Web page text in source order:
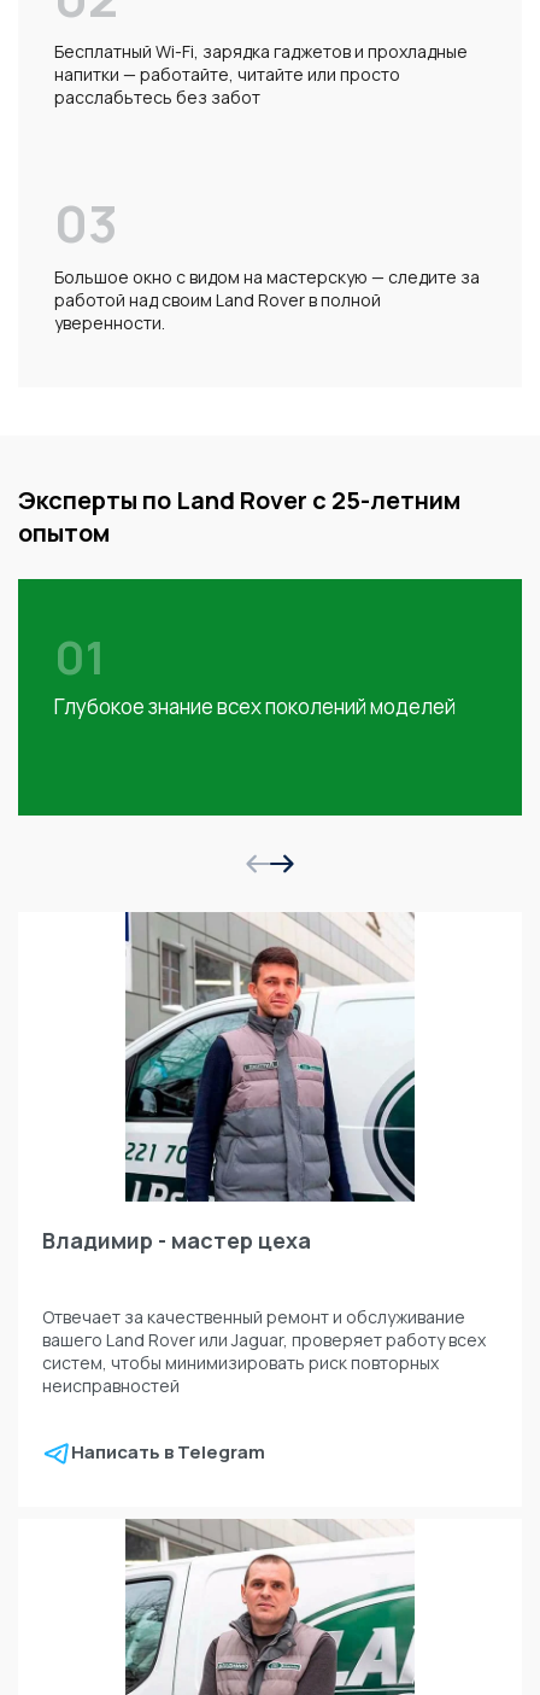
Бесплатный Wi-Fi, зарядка гаджетов и прохладные
напитки — работайте, читайте или просто
расслабьтесь без забот
03
Большое окно с видом на мастерскую — следите за
работой над своим Land Rover в полной
уверенности.
Эксперты по Land Rover с 25-летним
опытом
01
Глубокое знание всех поколений моделей
Владимир - мастер цеха
Отвечает за качественный ремонт и обслуживание
вашего Land Rover или Jaguar, проверяет работу всех
систем, чтобы минимизировать риск повторных
неисправностей
Написать в Telegram